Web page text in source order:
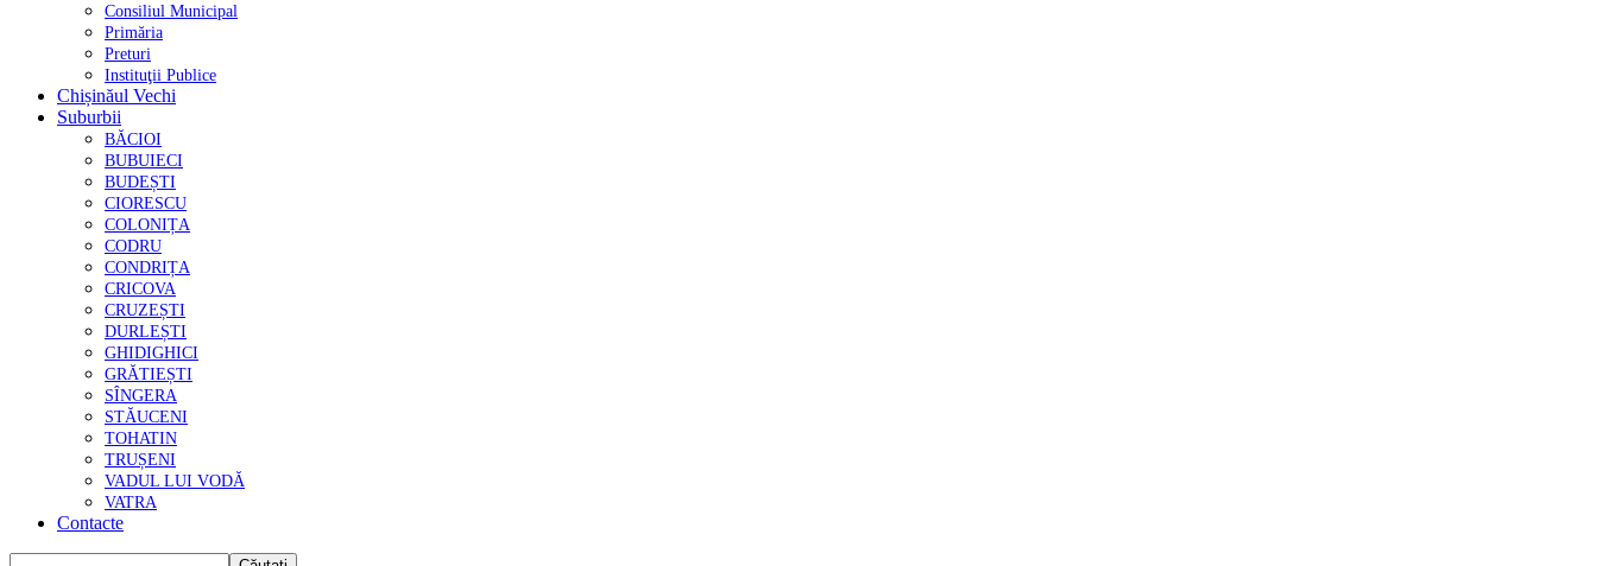
Consiliul Municipal
Primăria
Preturi
Instituţii Publice
Chișinăul Vechi
Suburbii
BĂCIOI
BUBUIECI
BUDEȘTI
CIORESCU
COLONIȚA
CODRU
CONDRIȚA
CRICOVA
CRUZEȘTI
DURLEȘTI
GHIDIGHICI
GRĂTIEȘTI
SÎNGERA
STĂUCENI
TOHATIN
TRUȘENI
VADUL LUI VODĂ
VATRA
Contacte